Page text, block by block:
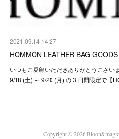
2021.09.14 14:27
HOMMON LEATHER BAG
いつもご愛顧いただきありがとうござい
9/18 (土) ～ 9/20 (月) の 3 日間限定で【
Copyright ©2026